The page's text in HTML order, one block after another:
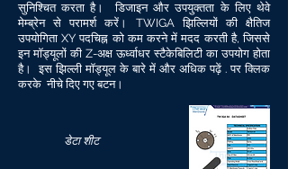
सुनिश्चित करता है। डिजाइन और उपयुक्तता के लिए थेवे
मेम्ब्रेन से परामर्श करें। TWIGA झिल्लियों की क्षैतिज
उपयोगिता XY पदचिह्न को कम करने में मदद करती है, जिससे
इन मॉड्यूलों की Z-अक्ष ऊर्ध्वाधर स्टैकेबिलिटी का उपयोग होता
है। इस झिल्ली मॉड्यूल के बारे में और अधिक पढ़ें . पर क्लिक
करके नीचे दिए गए बटन।
डेटा शीट